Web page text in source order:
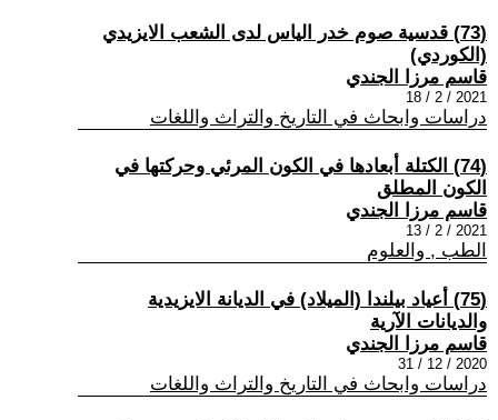
(73) قدسية صوم خدر الياس لدى الشعب الايزيدي
(الكوردي)
قاسم مرزا الجندي
2021 / 2 / 18
دراسات وابحاث في التاريخ والتراث واللغات
(74) الكتلة أبعادها في الكون المرئي وحركتها في
الكون المطلق
قاسم مرزا الجندي
2021 / 2 / 13
الطب , والعلوم
(75) أعياد بيلندا (الميلاد) في الديانة الايزيدية
والديانات الآرية
قاسم مرزا الجندي
2020 / 12 / 31
دراسات وابحاث في التاريخ والتراث واللغات